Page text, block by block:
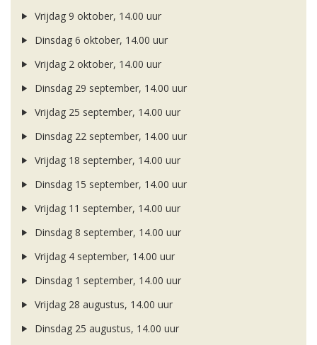
Vrijdag 9 oktober, 14.00 uur
Dinsdag 6 oktober, 14.00 uur
Vrijdag 2 oktober, 14.00 uur
Dinsdag 29 september, 14.00 uur
Vrijdag 25 september, 14.00 uur
Dinsdag 22 september, 14.00 uur
Vrijdag 18 september, 14.00 uur
Dinsdag 15 september, 14.00 uur
Vrijdag 11 september, 14.00 uur
Dinsdag 8 september, 14.00 uur
Vrijdag 4 september, 14.00 uur
Dinsdag 1 september, 14.00 uur
Vrijdag 28 augustus, 14.00 uur
Dinsdag 25 augustus, 14.00 uur